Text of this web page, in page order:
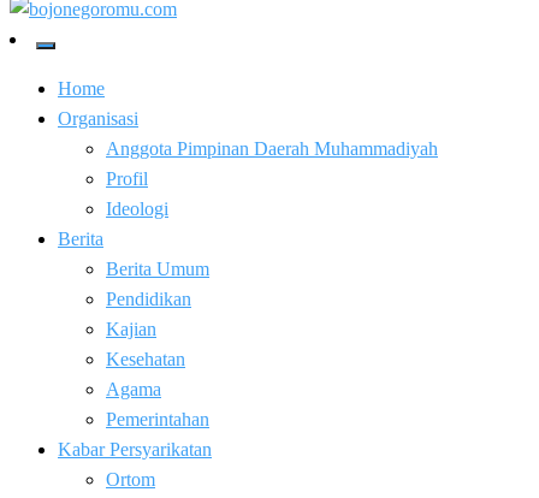
bojonegoromu.com
Home
Organisasi
Anggota Pimpinan Daerah Muhammadiyah
Profil
Ideologi
Berita
Berita Umum
Pendidikan
Kajian
Kesehatan
Agama
Pemerintahan
Kabar Persyarikatan
Ortom